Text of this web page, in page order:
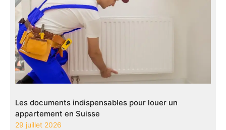
Les documents indispensables pour louer un
appartement en Suisse
29 juillet 2026